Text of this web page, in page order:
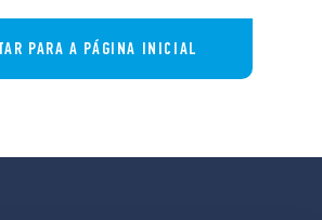
PARA A PÁGINA INICIAL